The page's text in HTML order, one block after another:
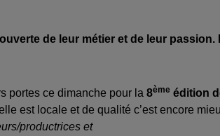
de leur métier et de leur passion.
portes ce dimanche pour la 8ème édition
est locale et de qualité c’est encore
productrices et